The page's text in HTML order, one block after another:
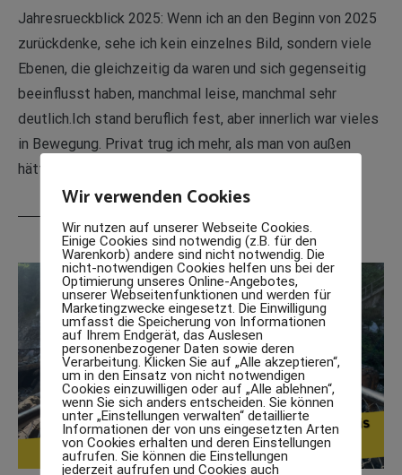
Jahresrueckblick 2025: Wenn ich an den Beginn von 2025
zurückdenke, sehe ich kein einzelnes Bild, sondern viele
Ebenen, die gleichzeitig da waren und sich gegenseitig
beeinflusst haben, manchmal leise, manchmal sehr
deutlich.Ich stand beruflich fest, aber innerlich war vieles
in Bewegung. Privat trug ich mehr, als man von außen
hätte sehen können. Als Schulleiterin wusse […]
Wir verwenden Cookies
Wir nutzen auf unserer Webseite Cookies.
Einige Cookies sind notwendig (z.B. für den
Warenkorb) andere sind nicht notwendig. Die
nicht-notwendigen Cookies helfen uns bei der
Optimierung unseres Online-Angebotes,
unserer Webseitenfunktionen und werden für
Marketingzwecke eingesetzt. Die Einwilligung
umfasst die Speicherung von Informationen
auf Ihrem Endgerät, das Auslesen
personenbezogener Daten sowie deren
Verarbeitung. Klicken Sie auf „Alle akzeptieren“,
um in den Einsatz von nicht notwendigen
Cookies einzuwilligen oder auf „Alle ablehnen“,
wenn Sie sich anders entscheiden. Sie können
unter „Einstellungen verwalten“ detaillierte
Informationen der von uns eingesetzten Arten
von Cookies erhalten und deren Einstellungen
aufrufen. Sie können die Einstellungen
jederzeit aufrufen und Cookies auch